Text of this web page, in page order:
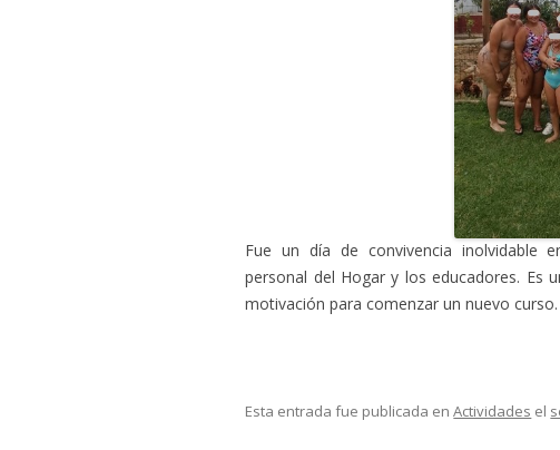
Fue un día de convivencia inolvidable
personal del Hogar y los educadores. Es
motivación para comenzar un nuevo curso.
Esta entrada fue publicada enActividades el